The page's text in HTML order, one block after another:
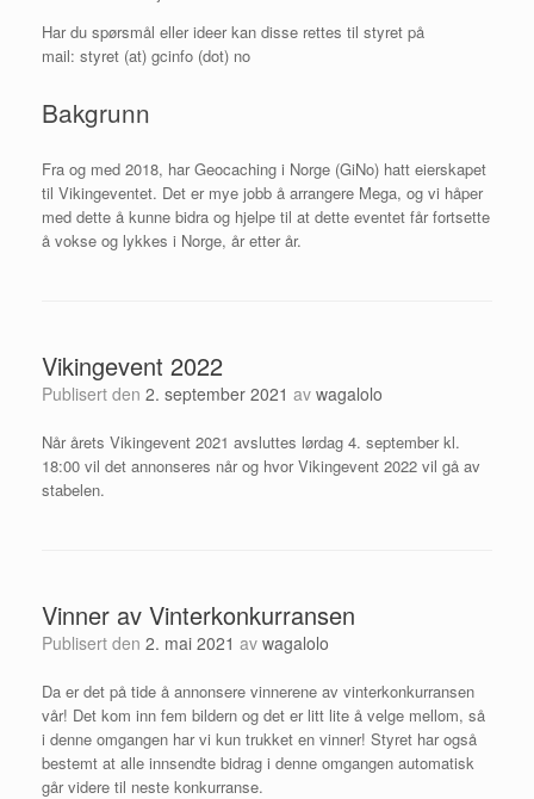
Har du spørsmål eller ideer kan disse rettes til styret på
mail: styret (at) gcinfo (dot) no
Bakgrunn
Fra og med 2018, har Geocaching i Norge (GiNo) hatt eierskapet
til Vikingeventet. Det er mye jobb å arrangere Mega, og vi håper
med dette å kunne bidra og hjelpe til at dette eventet får fortsette
å vokse og lykkes i Norge, år etter år.
Vikingevent 2022
Publisert den 2. september 2021 av wagalolo
Når årets Vikingevent 2021 avsluttes lørdag 4. september kl.
18:00 vil det annonseres når og hvor Vikingevent 2022 vil gå av
stabelen.
Vinner av Vinterkonkurransen
Publisert den 2. mai 2021 av wagalolo
Da er det på tide å annonsere vinnerene av vinterkonkurransen
vår! Det kom inn fem bildern og det er litt lite å velge mellom, så
i denne omgangen har vi kun trukket en vinner! Styret har også
bestemt at alle innsendte bidrag i denne omgangen automatisk
går videre til neste konkurranse.